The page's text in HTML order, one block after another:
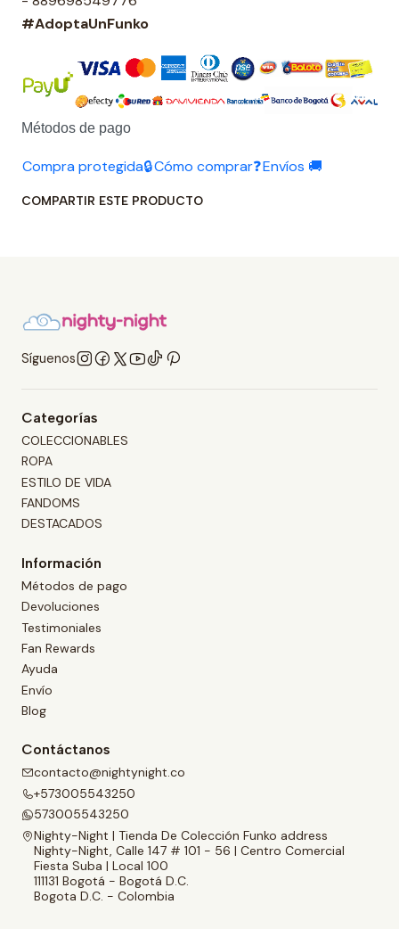
#AdoptaUnFunko
Métodos de pago
Compra protegida🔒Cómo comprar❓Envíos 🚚
COMPARTIR ESTE PRODUCTO
Síguenos
Categorías
COLECCIONABLES
ROPA
ESTILO DE VIDA
FANDOMS
DESTACADOS
Información
Métodos de pago
Devoluciones
Testimoniales
Fan Rewards
Ayuda
Envío
Blog
Contáctanos
contacto@nightynight.co
+573005543250
573005543250
Nighty-Night | Tienda De Colección Funko address
Nighty-Night, Calle 147 # 101 - 56 | Centro Comercial
Fiesta Suba | Local 100
111131 Bogotá - Bogotá D.C.
Bogota D.C. - Colombia